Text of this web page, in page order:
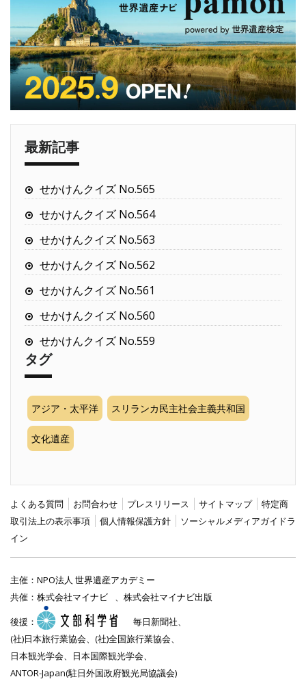
最新記事
せかけんクイズ No.565
せかけんクイズ No.564
せかけんクイズ No.563
せかけんクイズ No.562
せかけんクイズ No.561
せかけんクイズ No.560
せかけんクイズ No.559
タグ
アジア・太平洋 スリランカ民主社会主義共和国
文化遺産
よくある質問 お問合わせ プレスリリース サイトマップ
特定商
取引法上の表示事項
個人情報保護方針
ソーシャルメディアガイドラ
イン
主催： NPO法人 世界遺産アカデミー
共催： 株式会社マイナビ 、 株式会社マイナビ出版
後援：
毎日新聞社、
(社)日本旅行業協会、(社)全国旅行業協会、
日本観光学会、日本国際観光学会、
ANTOR-Japan(駐日外国政府観光局協議会)